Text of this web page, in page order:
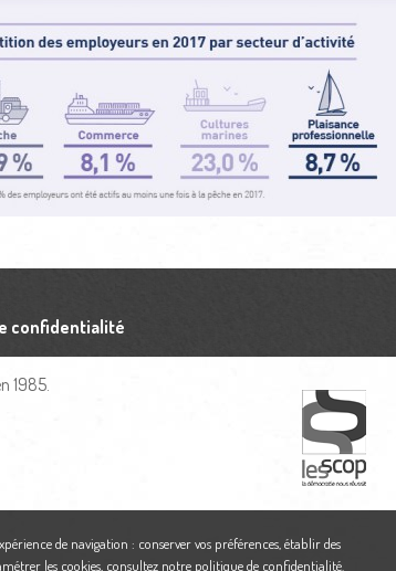
confidentialité
1985.
de navigation : conserver vos préférences, établir des
les cookies, consultez notre politique de confidentialité